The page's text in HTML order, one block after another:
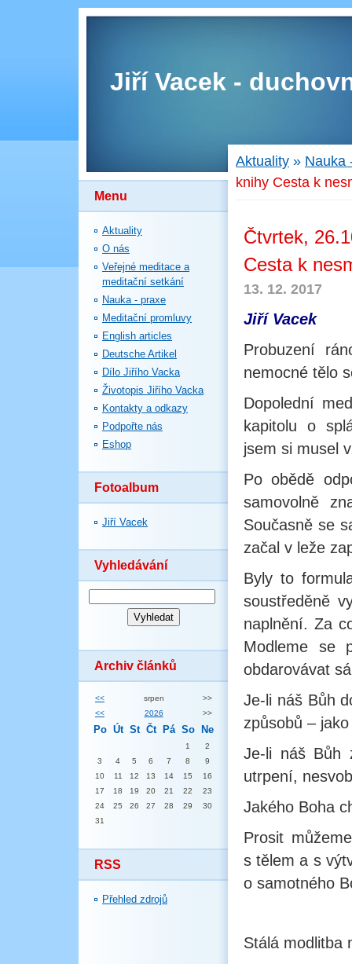
Jiří Vacek -
Menu
Aktuality
O nás
Veřejné meditace a
meditační setkání
Nauka - praxe
Meditační promluvy
English articles
Deutsche Artikel
Dílo Jiřího Vacka
Životopis Jiřího Vacka
Kontakty a odkazy
Podpořte nás
Eshop
Fotoalbum
Jiří Vacek
Vyhledávání
Archiv článků
<< srpen
>>
<<
2026 >>
Po Út St Čt Pá So Ne
1
2
3
4 5 6 7 8
9
10
11 12 13 14 15
16
17
18 19 20 21 22
23
24
25 26 27 28 29
30
31
RSS
Přehled zdrojů
Aktuality » Nauka
knihy Cesta k
Čtvrtek,
Cesta k
13. 12. 2017
Jiří Vacek
Probuzení
nemocné tělo
Dopolední
kapitolu o
jsem si musel
Po obědě
samovolně
Současně se
začal v leže
Byly to
soustředěně
naplnění. Za
Modleme se
obdarovávat
Je-li náš Bůh
způsobů –
Je-li náš Bůh
utrpení,
Jakého Boha
Prosit
s tělem a s
o samotného
Stálá modlitba